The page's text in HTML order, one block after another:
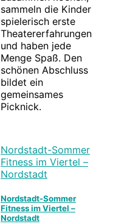
sammeln die Kinder
spielerisch erste
Theatererfahrungen
und haben jede
Menge Spaß. Den
schönen Abschluss
bildet ein
gemeinsames
Picknick.
Nordstadt-Sommer
Fitness im Viertel –
Nordstadt
Nordstadt-Sommer
Fitness im Viertel –
Nordstadt